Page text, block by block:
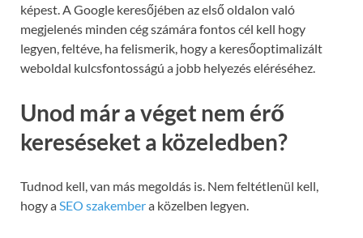
képest. A Google keresőjében az első oldalon való
megjelenés minden cég számára fontos cél kell hogy
legyen, feltéve, ha felismerik, hogy a keresőoptimalizált
weboldal kulcsfontosságú a jobb helyezés eléréséhez.
Unod már a véget nem érő
kereséseket a közeledben?
Tudnod kell, van más megoldás is. Nem feltétlenül kell,
hogy aSEO szakembera közelben legyen.